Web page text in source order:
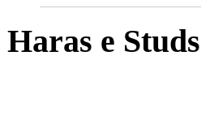
Haras e Studs